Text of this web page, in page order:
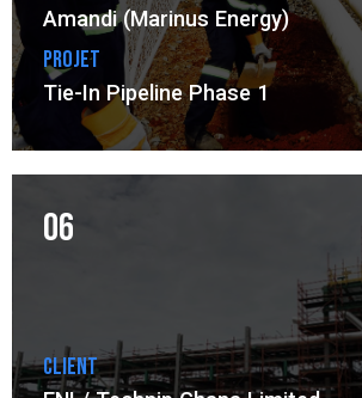
Amandi (Marinus Energy)
Projet
Tie-In Pipeline Phase 1
06
Client